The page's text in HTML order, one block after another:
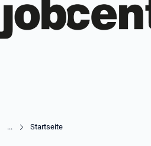
Startseite